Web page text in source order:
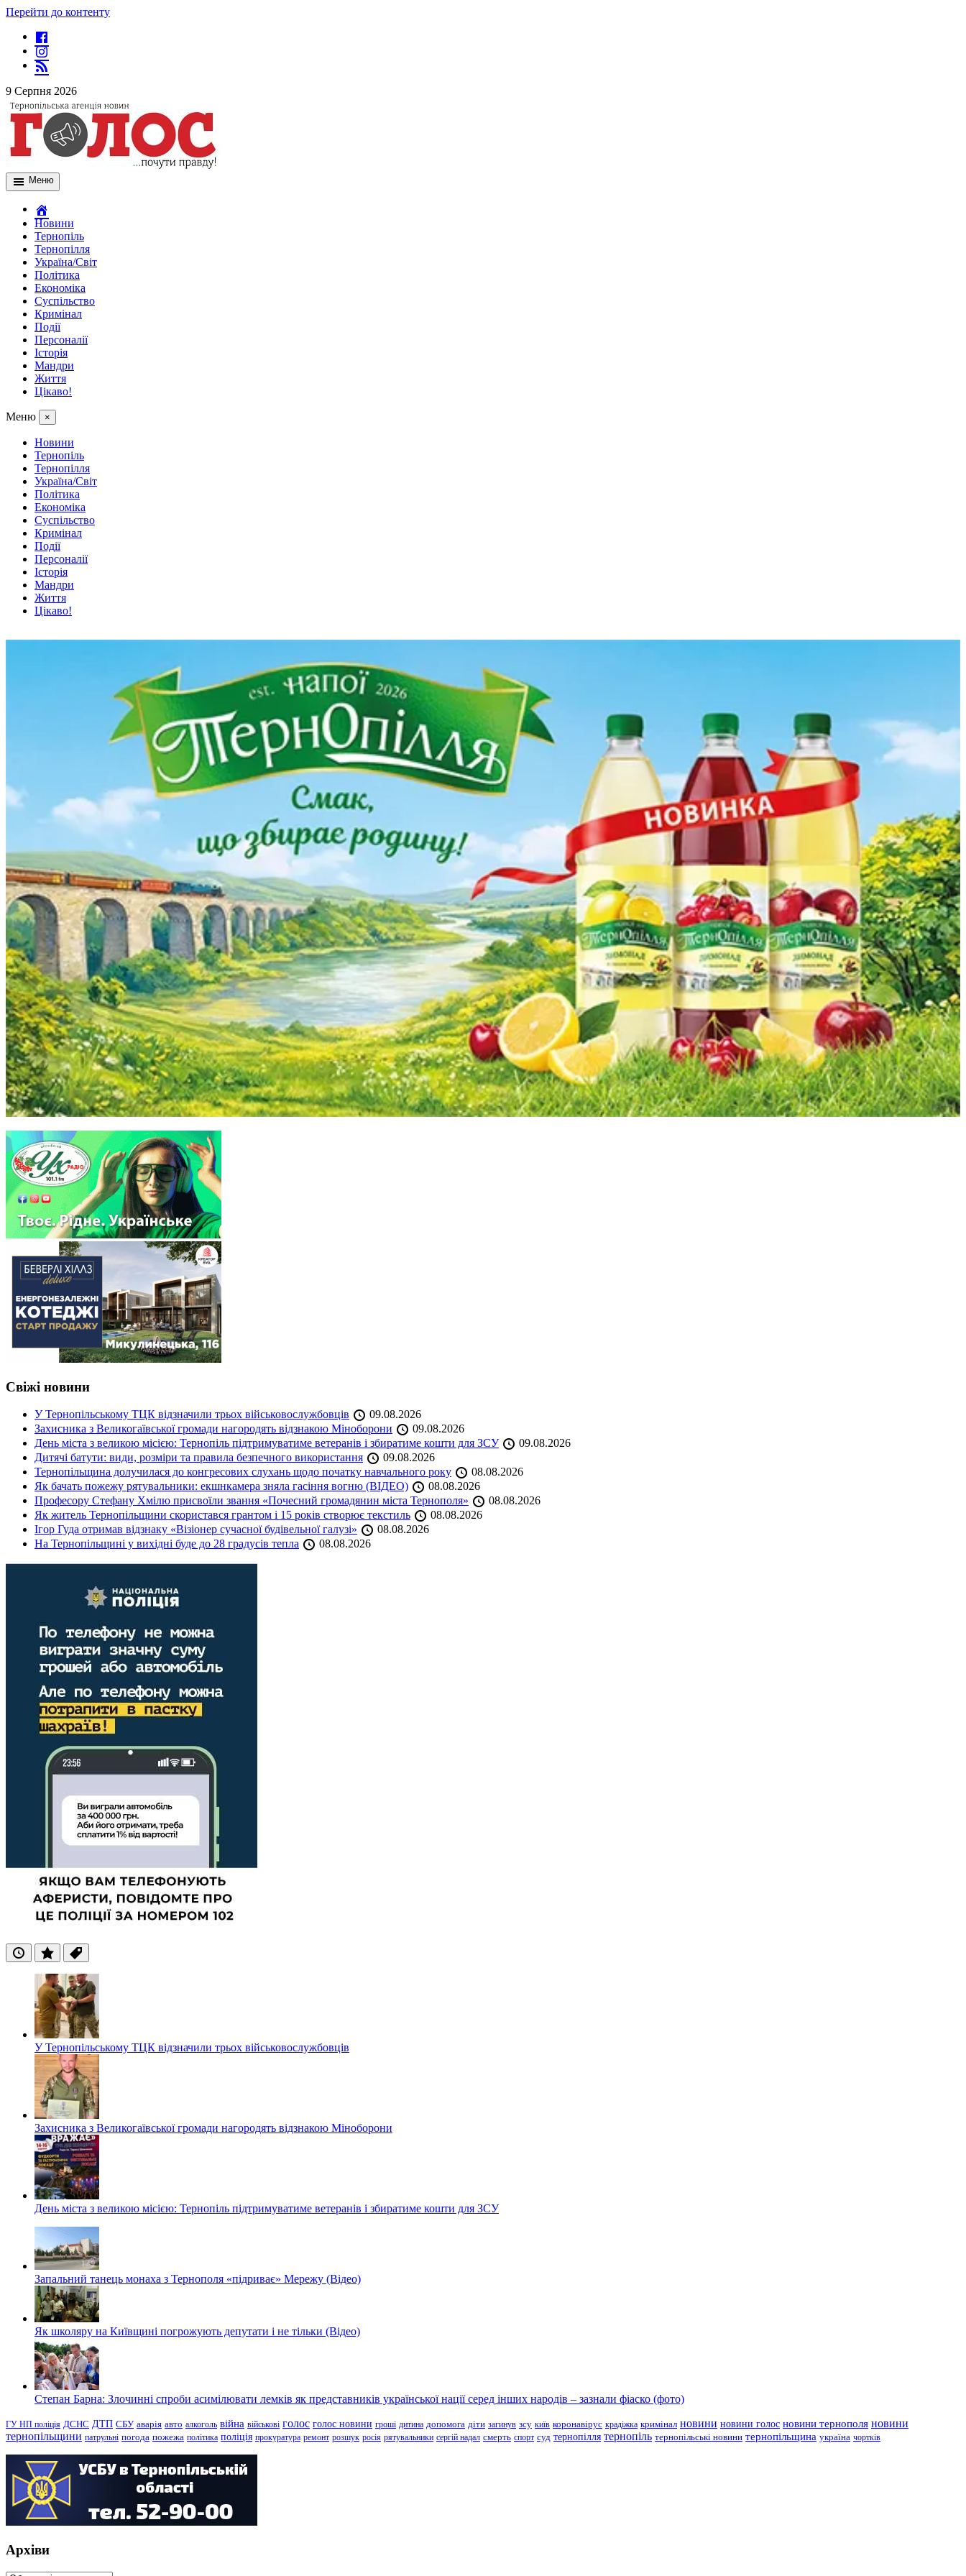
Перейти до контенту
9 Серпня 2026
Меню
Новини
Тернопіль
Тернопілля
Україна/Світ
Політика
Економіка
Суспільство
Кримінал
Події
Персоналії
Історія
Мандри
Життя
Цікаво!
Меню ×
Новини
Тернопіль
Тернопілля
Україна/Світ
Політика
Економіка
Суспільство
Кримінал
Події
Персоналії
Історія
Мандри
Життя
Цікаво!
Свіжі новини
У Тернопільському ТЦК відзначили трьох військовослужбовців
09.08.2026
Захисника з Великогаївської громади нагородять відзнакою Міноборони
09.08.2026
День міста з великою місією: Тернопіль підтримуватиме ветеранів і збиратиме кошти для ЗСУ
09.08.2026
Дитячі батути: види, розміри та правила безпечного використання
09.08.2026
Тернопільщина долучилася до конгресових слухань щодо початку навчального року
08.08.2026
Як бачать пожежу рятувальники: екшнкамера зняла гасіння вогню (ВІДЕО)
08.08.2026
Професору Стефану Хмілю присвоїли звання «Почесний громадянин міста Тернополя»
08.08.2026
Як житель Тернопільщини скористався грантом і 15 років створює текстиль
08.08.2026
Ігор Гуда отримав відзнаку «Візіонер сучасної будівельної галузі»
08.08.2026
На Тернопільщині у вихідні буде до 28 градусів тепла
08.08.2026
ОстанніПопулярні
Теги
У Тернопільському ТЦК відзначили трьох військовослужбовців
Захисника з Великогаївської громади нагородять відзнакою Міноборони
День міста з великою місією: Тернопіль підтримуватиме ветеранів і збиратиме кошти для ЗСУ
Запальний танець монаха з Тернополя «підриває» Мережу (Відео)
Як школяру на Київщині погрожують депутати і не тільки (Відео)
Степан Барна: Злочинні спроби асимілювати лемків як представників української нації серед інших народів – зазнали фіаско (фото)
ГУ НП поліція ДСНС ДТП СБУ аварія авто алкоголь війна військові голос голос новини гроші дитина допомога діти загинув зсу київ коронавірус крадіжка кримінал новини новини голос новини тернополя новини
тернопільщини патрульні погода пожежа політика поліція прокуратура ремонт розшук росія рятувальники сергій надал смерть спорт суд тернопілля тернопіль тернопільські новини тернопільщина україна чортків
Архіви